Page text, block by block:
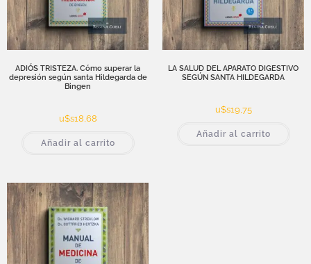
ADIÓS TRISTEZA. Cómo superar la
depresión según santa Hildegarda de
Bingen
u$s18,68
Añadir al carrito
LA SALUD DEL APARATO DIGESTIVO
SEGÚN SANTA HILDEGARDA
u$s19,75
Añadir al carrito